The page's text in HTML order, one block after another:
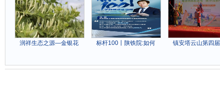
润祥生态之源—金银花 标杆100丨陕铁院:如何 镇安塔云山第四